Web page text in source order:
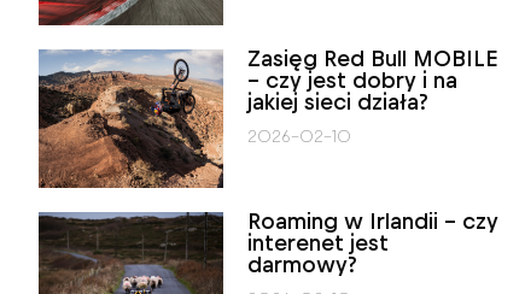
Zasięg Red Bull MOBILE
– czy jest dobry i na
jakiej sieci działa?
2026-02-10
Roaming w Irlandii – czy
interenet jest
darmowy?